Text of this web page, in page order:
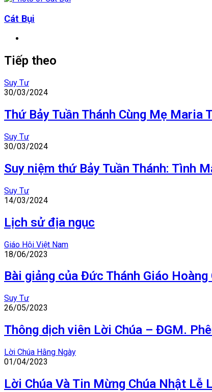
Cát Bụi
Tiếp theo
Suy Tư
30/03/2024
Thứ Bảy Tuần Thánh Cùng Mẹ Maria
Suy Tư
30/03/2024
Suy niệm thứ Bảy Tuần Thánh: Tình
Suy Tư
14/03/2024
Lịch sử địa ngục
Giáo Hội Việt Nam
18/06/2023
Bài giảng của Đức Thánh Giáo
Suy Tư
26/05/2023
Thông dịch viên Lời Chúa – ĐGM.
Lời Chúa Hằng Ngày
01/04/2023
Lời Chúa Và Tin Mừng Chúa Nhật Lễ